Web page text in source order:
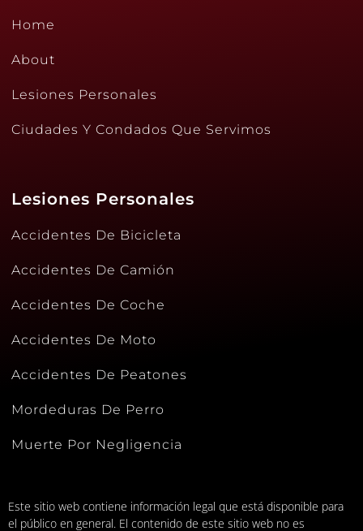
Home
About
Lesiones Personales
Ciudades Y Condados Que Servimos
Lesiones Personales
Accidentes De Bicicleta
Accidentes De Camión
Accidentes De Coche
Accidentes De Moto
Accidentes De Peatones
Mordeduras De Perro
Muerte Por Negligencia
Este sitio web contiene información legal que está disponible para
el público en general. El contenido de este sitio web no es